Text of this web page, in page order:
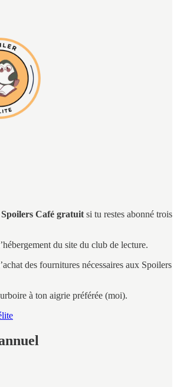
Spoilers Café gratuit si tu restes abonné trois
du site du club de lecture.
des fournitures nécessaires aux Spoilers
à ton aigrie préférée (moi).